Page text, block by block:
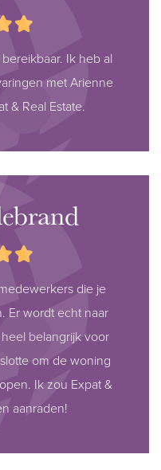
Ik heb al
met Arienne
& Real Estate.
die je
Er wordt echt naar
belangrijk voor
om de woning
Ik zou Expat &
aanraden!